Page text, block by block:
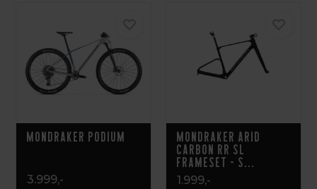
Mondraker Podium
3.999,-
Mondraker Arid
Carbon RR SL
Frameset - S...
1.999,-